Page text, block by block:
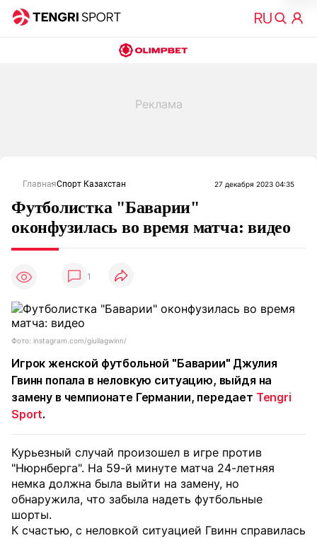
ГлавнаяСпорт Казахстан 27 декабря 2023 04:35
Футболистка "Баварии"
оконфузилась во время матча: видео
1
Фото: instagram.com/giuliagwinn/
Игрок женской футбольной "Баварии" Джулия
Гвинн попала в неловкую ситуацию, выйдя на
замену в чемпионате Германии, передает Tengri
Sport.
Курьезный случай произошел в игре против
"Нюрнберга". На 59-й минуте матча 24-летняя
немка должна была выйти на замену, но
обнаружила, что забыла надеть футбольные
шорты.
К счастью, с неловкой ситуацией Гвинн справилась